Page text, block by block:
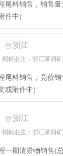
尾料销售，销售
件中)
浙江
招标业主：浙江莱润
尾料销售，竞价
或附件中)
浙江
招标业主：浙江莱润
一期清淤物销售(